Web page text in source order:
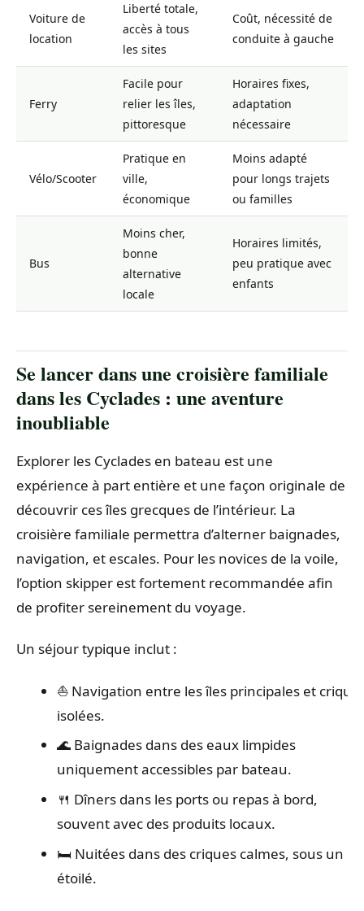
Voiture de
location
Liberté totale,
accès à tous
les sites
Coût, nécessité de
conduite à gauche
Ferry
Facile pour
relier les îles,
pittoresque
Horaires fixes,
adaptation
nécessaire
Vélo/Scooter
Pratique en
ville,
économique
Moins adapté
pour longs trajets
ou familles
Bus
Moins cher,
bonne
alternative
locale
Horaires limités,
peu pratique avec
enfants
Se lancer dans une croisière familiale
dans les Cyclades : une aventure
inoubliable
Explorer les Cyclades en bateau est une
expérience à part entière et une façon originale de
découvrir ces îles grecques de l’intérieur. La
croisière familiale permettra d’alterner baignades,
navigation, et escales. Pour les novices de la voile,
l’option skipper est fortement recommandée afin
de profiter sereinement du voyage.
Un séjour typique inclut :
⛵ Navigation entre les îles principales et
isolées.
🌊 Baignades dans des eaux limpides
uniquement accessibles par bateau.
🍴 Dîners dans les ports ou repas à bord,
souvent avec des produits locaux.
🛏️ Nuitées dans des criques calmes, sous un
étoilé.